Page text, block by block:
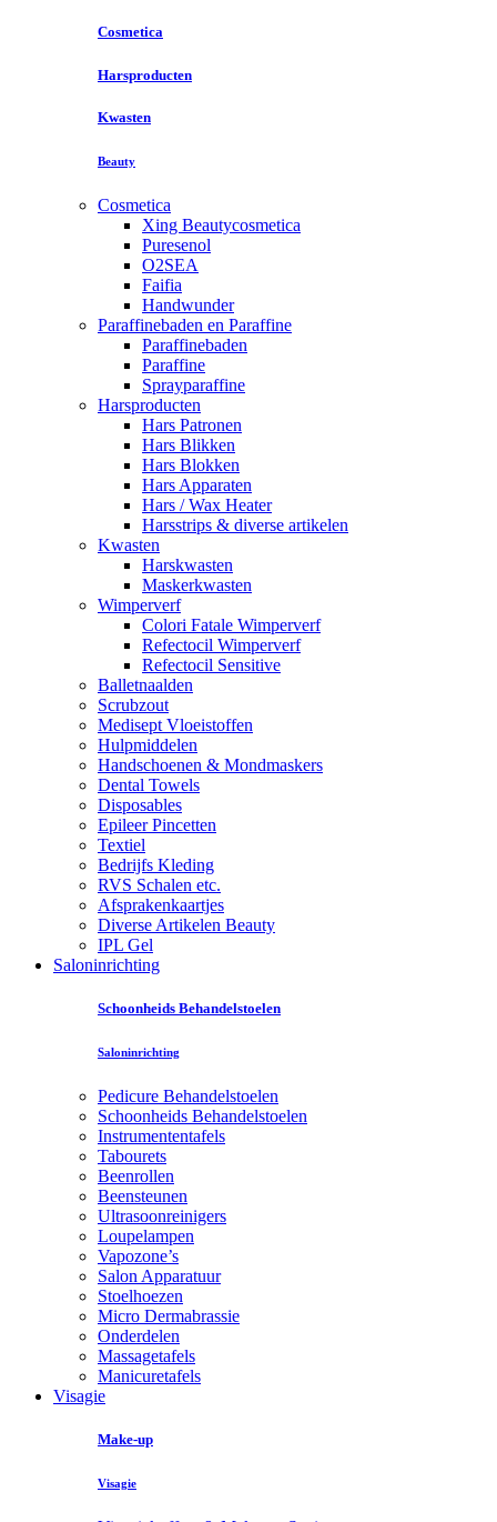
Cosmetica
Harsproducten
Kwasten
Beauty
Cosmetica
Xing Beautycosmetica
Puresenol
O2SEA
Faifia
Handwunder
Paraffinebaden en Paraffine
Paraffinebaden
Paraffine
Sprayparaffine
Harsproducten
Hars Patronen
Hars Blikken
Hars Blokken
Hars Apparaten
Hars / Wax Heater
Harsstrips & diverse artikelen
Kwasten
Harskwasten
Maskerkwasten
Wimperverf
Colori Fatale Wimperverf
Refectocil Wimperverf
Refectocil Sensitive
Balletnaalden
Scrubzout
Medisept Vloeistoffen
Hulpmiddelen
Handschoenen & Mondmaskers
Dental Towels
Disposables
Epileer Pincetten
Textiel
Bedrijfs Kleding
RVS Schalen etc.
Afsprakenkaartjes
Diverse Artikelen Beauty
IPL Gel
Saloninrichting
Schoonheids Behandelstoelen
Saloninrichting
Pedicure Behandelstoelen
Schoonheids Behandelstoelen
Instrumententafels
Tabourets
Beenrollen
Beensteunen
Ultrasoonreinigers
Loupelampen
Vapozone’s
Salon Apparatuur
Stoelhoezen
Micro Dermabrassie
Onderdelen
Massagetafels
Manicuretafels
Visagie
Make-up
Visagie